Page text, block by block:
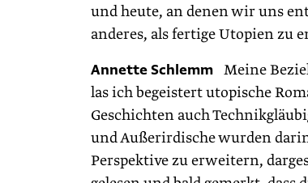
und heute, an denen wir uns
anderes, als fertige Utopien zu
Annette Schlemm Meine
las ich begeistert utopische
Geschichten auch
und Außerirdische wurden
Perspektive zu erweitern,